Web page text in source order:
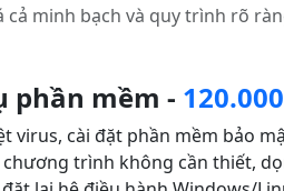
minh bạch và quy trình rõ
phần mềm -
virus, cài đặt phần mềm bảo
chương trình không cần thiết,